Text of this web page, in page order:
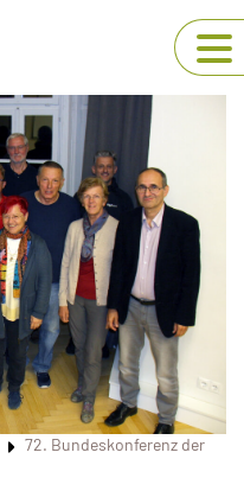
72. Bundeskonferenz der